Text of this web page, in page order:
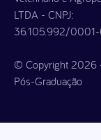
LTDA - CNPJ:
36.105.992/
© Copyright 2026
Pós-Graduação